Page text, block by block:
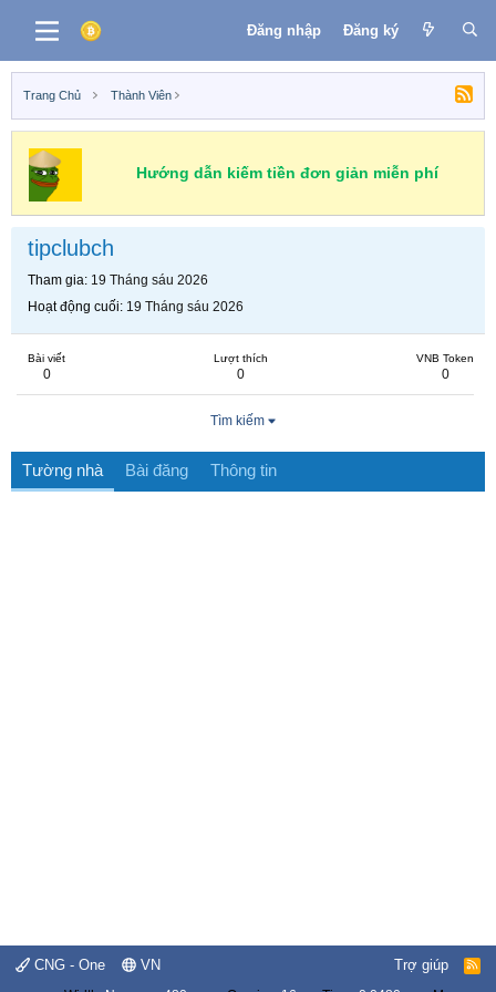
Đăng nhập Đăng ký
Trang Chủ Thành Viên
Hướng dẫn kiếm tiền đơn giản miễn phí
tipclubch
Tham gia 19 Tháng sáu 2026
Hoạt động cuối 19 Tháng sáu 2026
Bài viết
0
Lượt thích
0
VNB Token
0
Tìm kiếm
Tường nhà Bài đăng Thông tin
CNG - One VN Trợ giúp
R